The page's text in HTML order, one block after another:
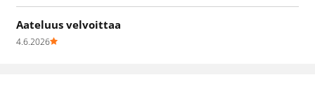
Aateluus velvoittaa
4.6.2026